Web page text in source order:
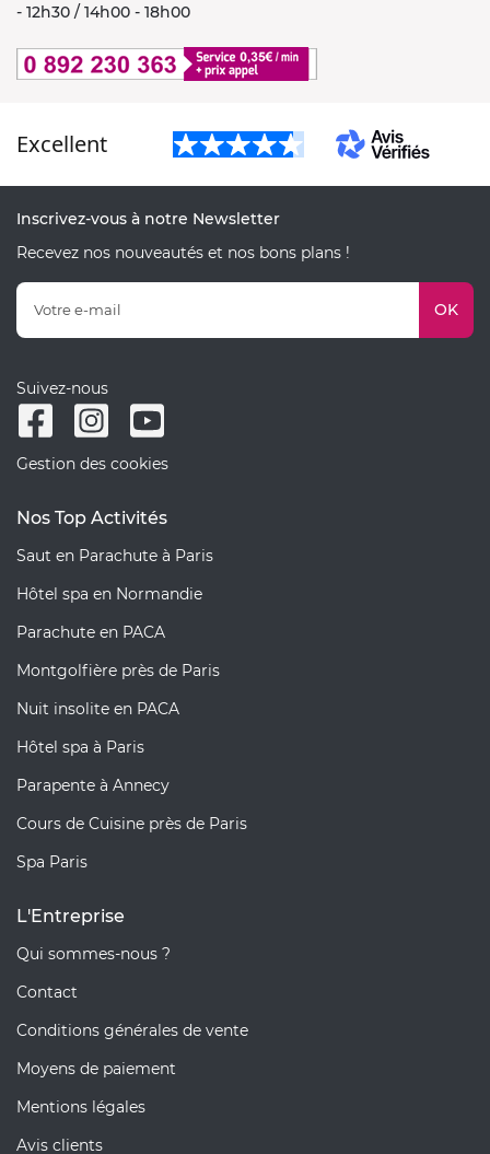
- 12h30 / 14h00 - 18h00
Excellent
Inscrivez-vous à notre Newsletter
Recevez nos nouveautés et nos bons plans !
OK
Suivez-nous
Gestion des cookies
Nos Top Activités
Saut en Parachute à Paris
Hôtel spa en Normandie
Parachute en PACA
Montgolfière près de Paris
Nuit insolite en PACA
Hôtel spa à Paris
Parapente à Annecy
Cours de Cuisine près de Paris
Spa Paris
L'Entreprise
Qui sommes-nous ?
Contact
Conditions générales de vente
Moyens de paiement
Mentions légales
Avis clients